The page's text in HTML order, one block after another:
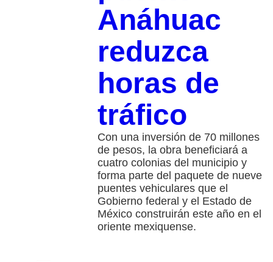
Anáhuac
reduzca
horas de
tráfico
Con una inversión de 70 millones
de pesos, la obra beneficiará a
cuatro colonias del municipio y
forma parte del paquete de nueve
puentes vehiculares que el
Gobierno federal y el Estado de
México construirán este año en el
oriente mexiquense.